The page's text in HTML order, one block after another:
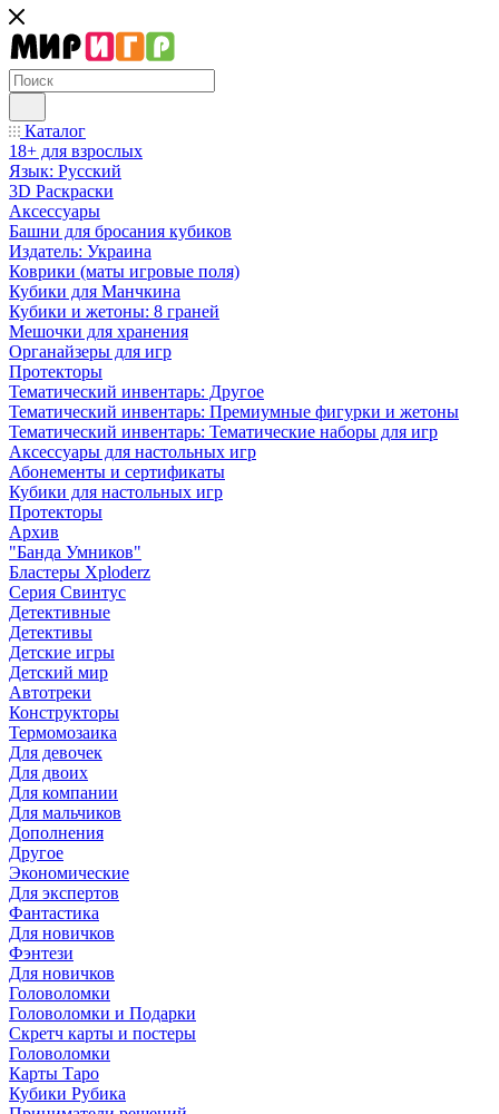
Каталог
18+ для взрослых
Язык: Русский
3D Раскраски
Аксессуары
Башни для бросания кубиков
Издатель: Украина
Коврики (маты игровые поля)
Кубики для Манчкина
Кубики и жетоны: 8 граней
Мешочки для хранения
Органайзеры для игр
Протекторы
Тематический инвентарь: Другое
Тематический инвентарь: Премиумные фигурки и жетоны
Тематический инвентарь: Тематические наборы для игр
Аксессуары для настольных игр
Абонементы и сертификаты
Кубики для настольных игр
Протекторы
Архив
"Банда Умников"
Бластеры Xploderz
Cерия Свинтус
Детективные
Детективы
Детские игры
Детский мир
Автотреки
Конструкторы
Термомозаика
Для девочек
Для двоих
Для компании
Для мальчиков
Дополнения
Другое
Экономические
Для экспертов
Фантастика
Для новичков
Фэнтези
Для новичков
Головоломки
Головоломки и Подарки
Cкретч карты и постеры
Головоломки
Карты Таро
Кубики Рубика